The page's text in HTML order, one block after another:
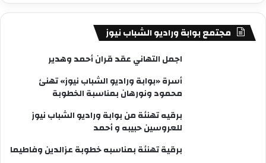
مجتمع بوابة وراديو الشباب نيوز
اجمل التهاني عقد قران أحمد وهدير
أسرة «بوابة وراديو الشباب نيوز» تهنئ
محمود ونورهان بمناسبة الخطوبة
برقيه تهنئة من بوابة وراديو الشباب نيوز
للعروسين حبيبه و أحمد
برقية تهنئة بمناسبه خطوبة عزالدين وفاطيما